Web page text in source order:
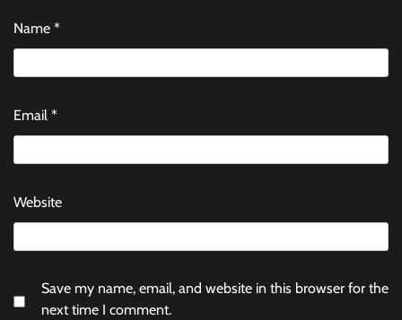
Name *
Email *
Website
Save my name, email, and website in this browser for the
next time I comment.